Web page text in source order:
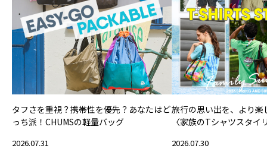
タフさを重視？携帯性を優先？あなたはど
っち派！CHUMSの軽量バッグ
2026.07.31
旅行の思い出を、より楽
〈家族のTシャツスタイ
2026.07.30